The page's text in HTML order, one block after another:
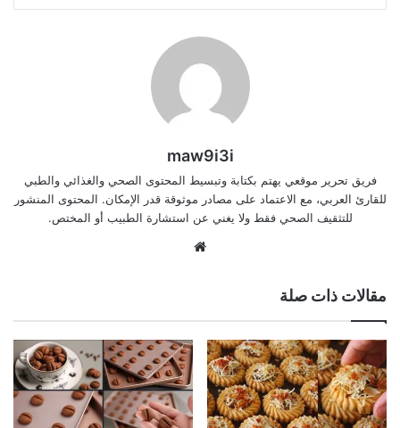
maw9i3i
فريق تحرير موقعي يهتم بكتابة وتبسيط المحتوى الصحي والغذائي والطبي
للقارئ العربي، مع الاعتماد على مصادر موثوقة قدر الإمكان. المحتوى المنشور
للتثقيف الصحي فقط ولا يغني عن استشارة الطبيب أو المختص.
مقالات ذات صلة